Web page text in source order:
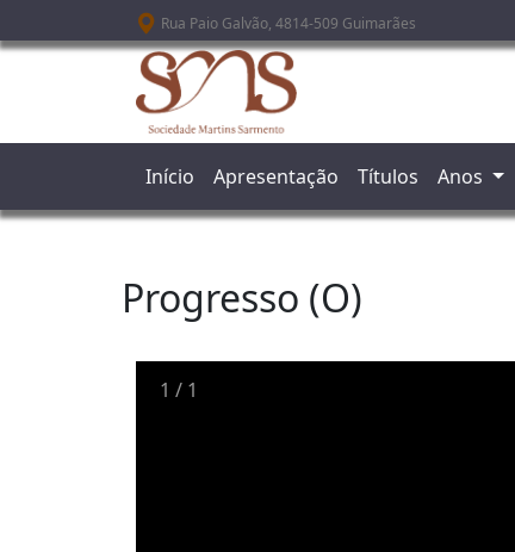
Passar para o conteúdo principal
Rua Paio Galvão, 4814-509 Guimarães
Início Apresentação Títulos Anos
Progresso (O)
1 / 1